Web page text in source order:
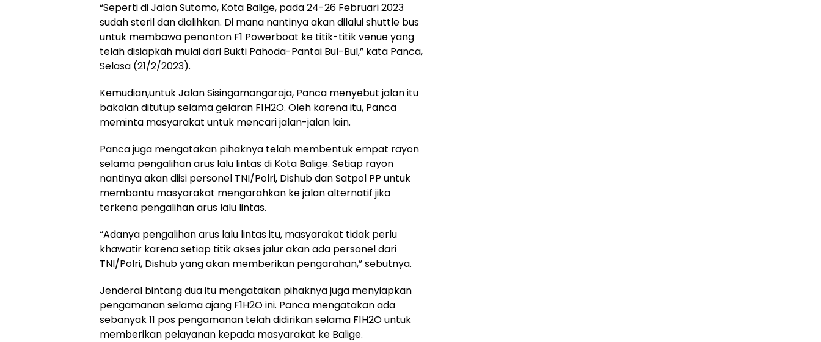
“Seperti di Jalan Sutomo, Kota Balige, pada 24-26 Februari 2023
sudah steril dan dialihkan. Di mana nantinya akan dilalui shuttle bus
untuk membawa penonton F1 Powerboat ke titik-titik venue yang
telah disiapkah mulai dari Bukti Pahoda-Pantai Bul-Bul,” kata Panca,
Selasa (21/2/2023).
Kemudian,untuk Jalan Sisingamangaraja, Panca menyebut jalan itu
bakalan ditutup selama gelaran F1H2O. Oleh karena itu, Panca
meminta masyarakat untuk mencari jalan-jalan lain.
Panca juga mengatakan pihaknya telah membentuk empat rayon
selama pengalihan arus lalu lintas di Kota Balige. Setiap rayon
nantinya akan diisi personel TNI/Polri, Dishub dan Satpol PP untuk
membantu masyarakat mengarahkan ke jalan alternatif jika
terkena pengalihan arus lalu lintas.
“Adanya pengalihan arus lalu lintas itu, masyarakat tidak perlu
khawatir karena setiap titik akses jalur akan ada personel dari
TNI/Polri, Dishub yang akan memberikan pengarahan,” sebutnya.
Jenderal bintang dua itu mengatakan pihaknya juga menyiapkan
pengamanan selama ajang F1H2O ini. Panca mengatakan ada
sebanyak 11 pos pengamanan telah didirikan selama F1H2O untuk
memberikan pelayanan kepada masyarakat ke Balige.